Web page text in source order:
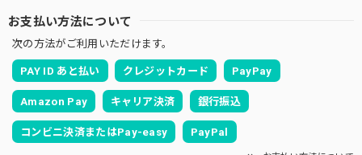
お支払い方法について
次の方法がご利用いただけます。
PAY ID あと払い クレジットカード PayPay
Amazon Pay キャリア決済 銀行振込
コンビニ決済またはPay-easy PayPal